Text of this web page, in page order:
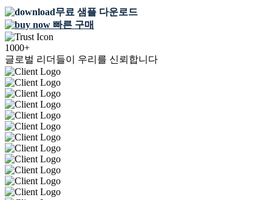
무료 샘플 다운로드
빠른 구매
1000+
글로벌 리더들이 우리를 신뢰합니다